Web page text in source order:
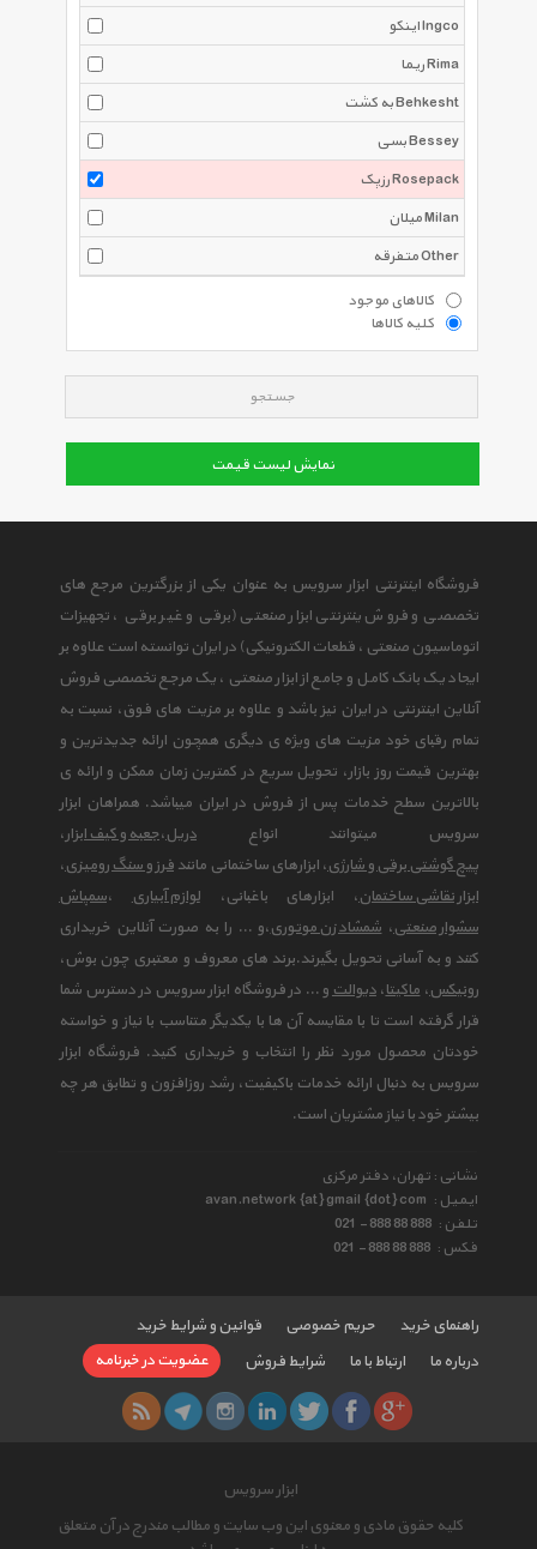
اینکو Ingco
ریما Rima
به کشت Behkesht
بسی Bessey
رزپک Rosepack
میلان Milan
متفرقه Other
کالاهای موجود
کلیه کالاها
جستجو
نمایش لیست قیمت
فروشگاه اینترنتی ابزار سرویس به عنوان یکی از بزرگترین مرجع های
تخصصی و فروش ینترنتی ابزار صنعتی (برقی و غیر برقی ، تجهیزات
اتوماسیون صنعتی ، قطعات الکترونیکی) در ایران توانسته است علاوه بر
ایجاد یک بانک کامل و جامع از ابزار صنعتی ، یک مرجع تخصصی فروش
آنلاین اینترنتی در ایران نیز باشد و علاوه بر مزیت های فوق، نسبت به
تمام رقبای خود مزیت های ویژه ی دیگری همچون ارائه جدیدترین و
بهترین قیمت روز بازار، تحویل سریع در کمترین زمان ممکن و ارائه ی
بالاترین سطح خدمات پس از فروش در ایران میباشد. همراهان ابزار
سرویس میتوانند انواع دریل،جعبه و کیف ابزار،
پیچ گوشتی برقی و شارژی، ابزارهای ساختمانی مانند فرز و سنگ رومیزی،
ابزار نقاشی ساختمان، ابزارهای باغبانی،لوازم آبیاری ،سمپاش
سشوار صنعتی،شمشاد زن موتوری،و ... را به صورت آنلاین خریداری
کنند و به آسانی تحویل بگیرند.برند های معروف و معتبری چون بوش،
رونیکس،ماکیتا،دیوالتو ... در فروشگاه ابزار سرویس در دسترس شما
قرار گرفته است تا با مقایسه آن ها با یکدیگر متناسب با نیاز و خواسته
خودتان محصول مورد نظر را انتخاب و خریداری کنید. فروشگاه ابزار
سرویس به دنبال ارائه خدمات باکیفیت، رشد روزافزون و تطابق هر چه
بیشتر خود با نیاز مشتریان است.
نشانی : تهران، دفتر مرکزی
ایمیل : avan.network {at} gmail {dot} com
تلفن : 021 - 888 88 888
فکس : 021 - 888 88 888
راهنمای خرید حریم خصوصی
قوانین و شرایط خرید
درباره ما
ارتباط با ما شرایط فروش عضویت در خبرنامه
ابزار سرویس
کلیه حقوق مادی و معنوی این وب سایت و مطالب مندرج در آن متعلق